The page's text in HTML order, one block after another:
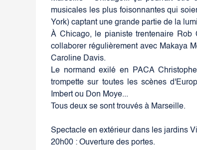
musicales les plus foisonnantes qui
York) captant une grande partie de la
À Chicago, le pianiste trentenaire
collaborer régulièrement avec Makaya
Caroline Davis.
Le normand exilé en PACA
trompette sur toutes les scènes
Imbert ou Don Moye...
Tous deux se sont trouvés à Marseille.
Spectacle en extérieur dans les jardins
20h00 : Ouverture des portes.